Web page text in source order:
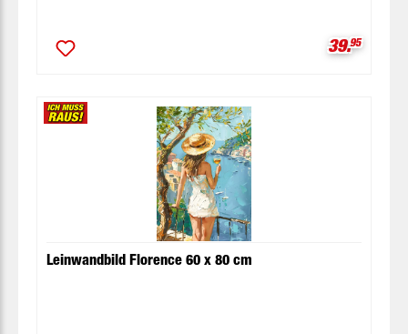
39.95
Leinwandbild Florence 60 x 80 cm